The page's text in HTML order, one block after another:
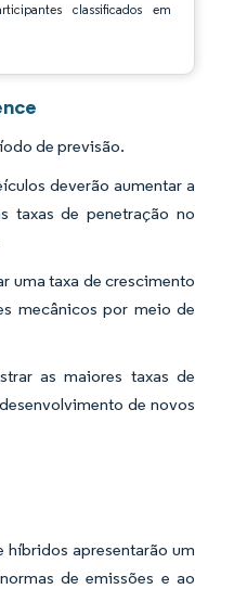
classificados em
de previsão.
deverão aumentar a
taxas de penetração no
uma taxa de crescimento
mecânicos por meio de
as maiores taxas de
de novos
híbridos apresentarão um
de emissões e ao